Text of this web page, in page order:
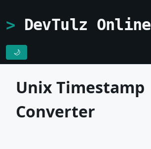
DevTulz Online
🌙
Unix Timestamp
Converter